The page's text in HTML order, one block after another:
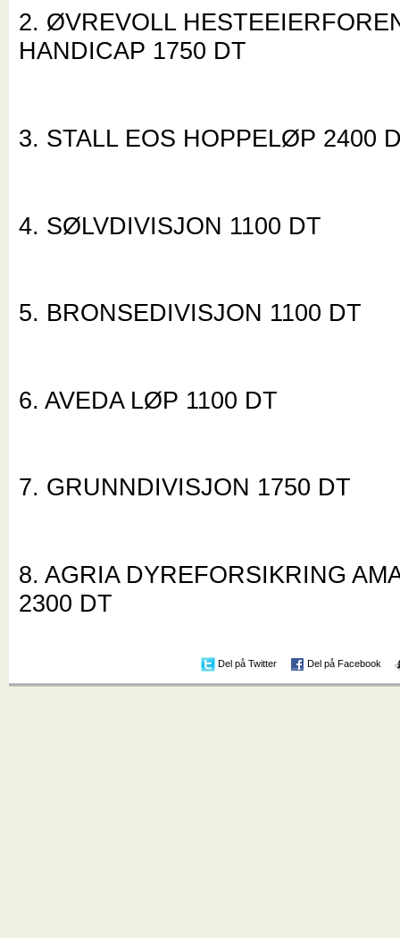
2. ØVREVOLL
HANDICAP 1750 DT
3. STALL EOS HOPPELØP 2400
4. SØLVDIVISJON 1100 DT
5. BRONSEDIVISJON 1100 DT
6. AVEDA LØP 1100 DT
7. GRUNNDIVISJON 1750 DT
8. AGRIA DYREFORSIKRING
2300 DT
Del på Twitter Del på Facebook